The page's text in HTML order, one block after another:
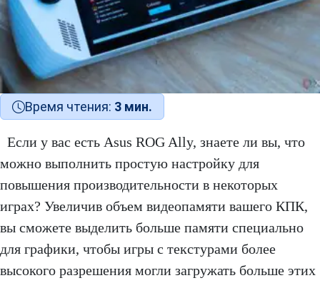
Время чтения: 3 мин.
Если у вас есть Asus ROG Ally, знаете ли вы, что
можно выполнить простую настройку для
повышения производительности в некоторых
играх? Увеличив объем видеопамяти вашего КПК,
вы сможете выделить больше памяти специально
для графики, чтобы игры с текстурами более
высокого разрешения могли загружать больше этих